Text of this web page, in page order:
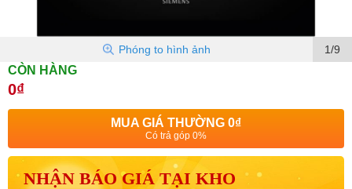
1/9
Phóng to hình ảnh
CÒN HÀNG
0₫
MUA GIÁ THƯỜNG 0₫
Có trả góp 0%
NHẬN BÁO GIÁ TẠI KHO